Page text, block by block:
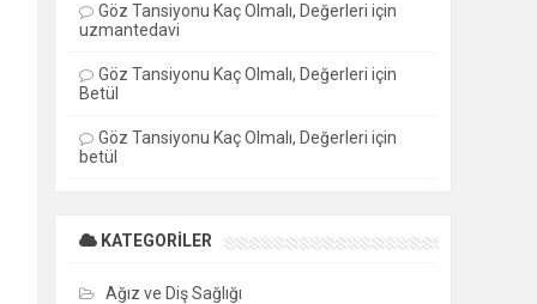
Göz Tansiyonu Kaç Olmalı, Değerleri için
uzmantedavi
Göz Tansiyonu Kaç Olmalı, Değerleri için
Betül
Göz Tansiyonu Kaç Olmalı, Değerleri için
betül
KATEGORILER
Ağız ve Diş Sağlığı